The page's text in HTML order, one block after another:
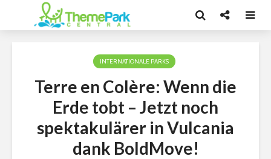
INTERNATIONALE PARKS
Terre en Colère: Wenn die
Erde tobt – Jetzt noch
spektakulärer in Vulcania
dank BoldMove!